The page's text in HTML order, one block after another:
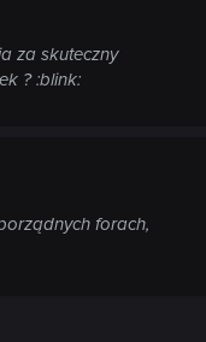
za skuteczny
? :blink:
forach,